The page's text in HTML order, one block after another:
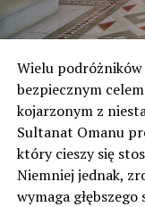
Wielu podróżników
bezpiecznym
kojarzonym z
Sultanat Omanu
który cieszy się
Niemniej jednak,
wymaga